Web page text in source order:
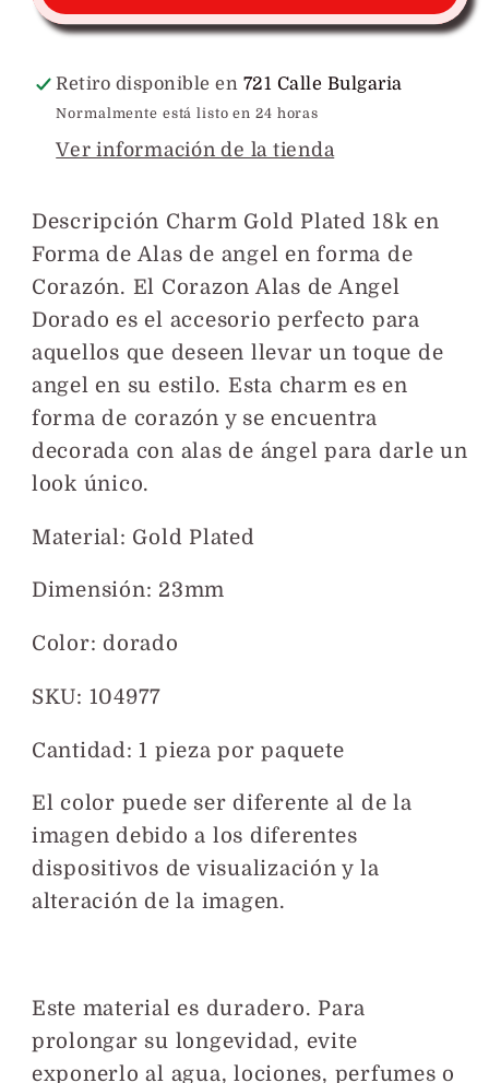
de
Dorado
de
Dorado
Retiro disponible en 721 Calle Bulgaria
Normalmente está listo en 24 horas
Ver información de la tienda
Descripción Charm Gold Plated 18k en
Forma de Alas de angel en forma de
Corazón. El Corazon Alas de Angel
Dorado es el accesorio perfecto para
aquellos que deseen llevar un toque de
angel en su estilo. Esta charm es en
forma de corazón y se encuentra
decorada con alas de ángel para darle un
look único.
Material: Gold Plated
Dimensión: 23mm
Color: dorado
SKU: 104977
Cantidad: 1 pieza por paquete
El color puede ser diferente al de la
imagen debido a los diferentes
dispositivos de visualización y la
alteración de la imagen.
Este material es duradero. Para
prolongar su longevidad, evite
exponerlo al agua, lociones, perfumes o